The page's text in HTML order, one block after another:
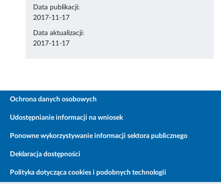
Data publikacji:
2017-11-17
Data aktualizacji:
2017-11-17
Ochrona danych osobowych
Udostępnianie informacji na wniosek
Ponowne wykorzystywanie informacji sektora publicznego
Deklaracja dostępności
Polityka dotycząca cookies i podobnych technologii